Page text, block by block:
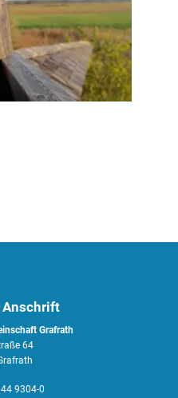
Anschrift
Grafrath
64
9304-0